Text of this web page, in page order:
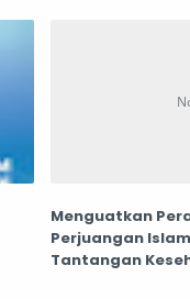
Menguatkan
Perjuangan
Tantangan